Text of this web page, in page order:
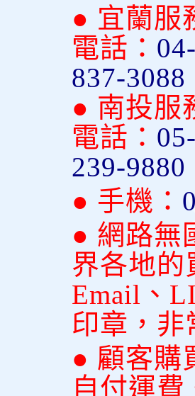
● 宜蘭服
電話：
837-3088
● 南投服
電話：
239-9880
● 手機：
● 網路無
界各地的
Email、
印章，非
● 顧客購
自付運